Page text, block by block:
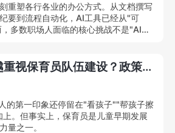
重塑各行各业的办公方式。从文档撰写
要到流程自动化，AI工具已经从"可
多数职场人面临的核心挑战不是"AI能
国家为何越来越重视保育员队伍建设？政策解读来了
的第一印象还停留在"看孩子""帮孩子擦
。但事实上，保育员是儿童早期发展
量之一。